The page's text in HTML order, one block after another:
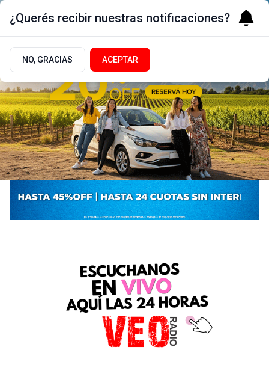
¿Querés recibir nuestras notificaciones?
NO, GRACIAS ACEPTAR